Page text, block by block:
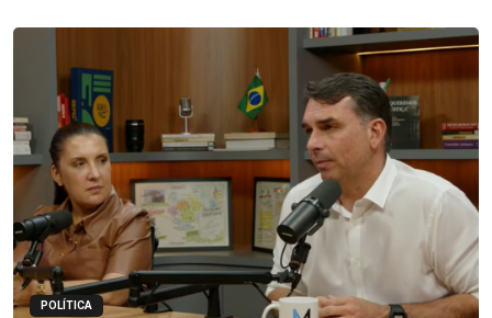
POLÍTICA